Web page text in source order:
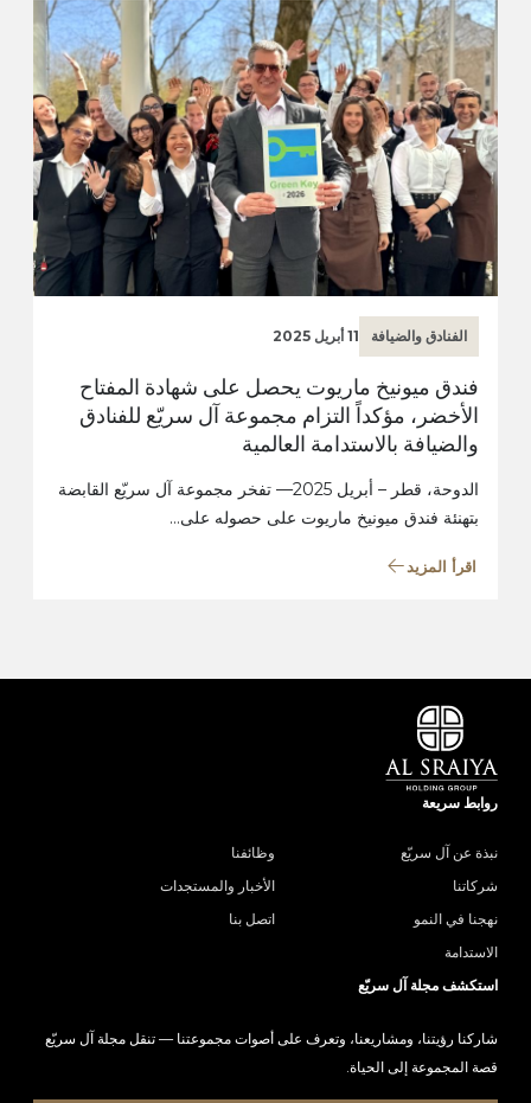
الفنادق والضيافة 11 أبريل 2025
فندق ميونيخ ماريوت يحصل على شهادة المفتاح
الأخضر، مؤكداً التزام مجموعة آل سريّع للفنادق
والضيافة بالاستدامة العالمية
الدوحة، قطر – أبريل 2025— تفخر مجموعة آل سريّع القابضة
بتهنئة فندق ميونيخ ماريوت على حصوله على…
اقرأ المزيد
روابط سريعة
نبذة عن آل سريّع
وظائفنا
شركاتنا
الأخبار والمستجدات
نهجنا في النمو
اتصل بنا
الاستدامة
استكشف مجلة آل سريّع
شاركنا رؤيتنا، ومشاريعنا، وتعرف على أصوات مجموعتنا — تنقل مجلة آل سريّع
قصة المجموعة إلى الحياة.